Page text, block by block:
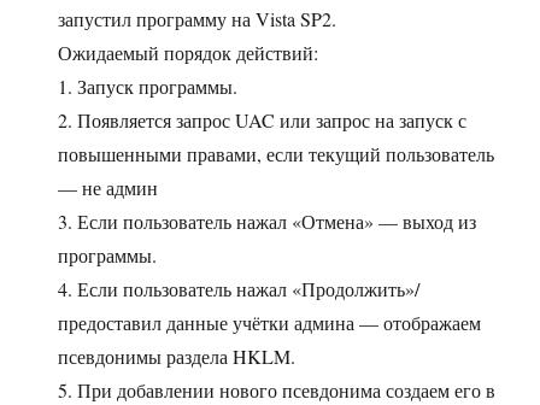
запустил программу на Vista SP2.
Ожидаемый порядок действий:
1. Запуск программы.
2. Появляется запрос UAC или запрос на запуск с
повышенными правами, если текущий пользователь
— не админ
3. Если пользователь нажал «Отмена» — выход из
программы.
4. Если пользователь нажал «Продолжить»/
предоставил данные учётки админа — отображаем
псевдонимы раздела HKLM.
5. При добавлении нового псевдонима создаем его в